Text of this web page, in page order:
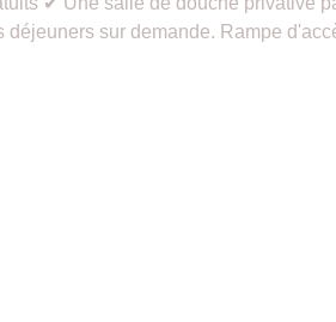
sur demande. Rampe